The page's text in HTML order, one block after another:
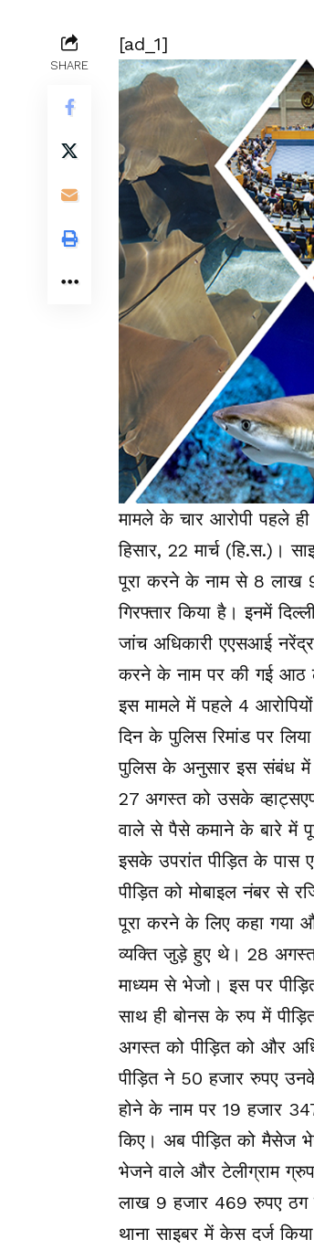
SHARE
[ad_1]
मामले के चार आरोपी पहले
हिसार, 22 मार्च (हि.स.)।
पूरा करने के नाम से 8 लाख
गिरफ्तार किया है। इनमें
जांच अधिकारी एएसआई
करने के नाम पर की गई आठ
इस मामले में पहले 4
दिन के पुलिस रिमांड पर
पुलिस के अनुसार इस संबंध में
27 अगस्त को उसके
वाले से पैसे कमाने के बारे में
इसके उपरांत पीड़ित के
पीड़ित को मोबाइल नंबर से
पूरा करने के लिए कहा गया
व्यक्ति जुड़े हुए थे। 28
माध्यम से भेजो। इस पर
साथ ही बोनस के रुप में
अगस्त को पीड़ित को और
पीड़ित ने 50 हजार रुपए
होने के नाम पर 19 हजार
किए। अब पीड़ित को मैसेज
भेजने वाले और टेलीग्राम
लाख 9 हजार 469 रुपए ठग
थाना साइबर में केस दर्ज